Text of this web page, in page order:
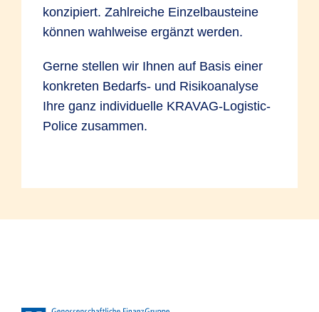
konzipiert. Zahlreiche Einzelbausteine
können wahlweise ergänzt werden.
Gerne stellen wir Ihnen auf Basis einer
konkreten Bedarfs- und Risikoanalyse
Ihre ganz individuelle KRAVAG-Logistic-
Police zusammen.